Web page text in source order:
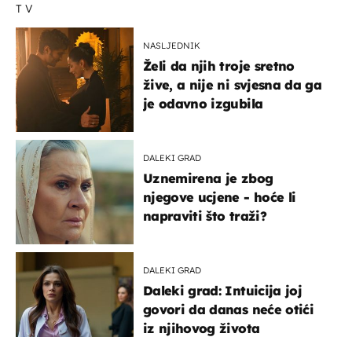
TV
NASLJEDNIK
Želi da njih troje sretno
žive, a nije ni svjesna da ga
je odavno izgubila
DALEKI GRAD
Uznemirena je zbog
njegove ucjene - hoće li
napraviti što traži?
DALEKI GRAD
Daleki grad: Intuicija joj
govori da danas neće otići
iz njihovog života